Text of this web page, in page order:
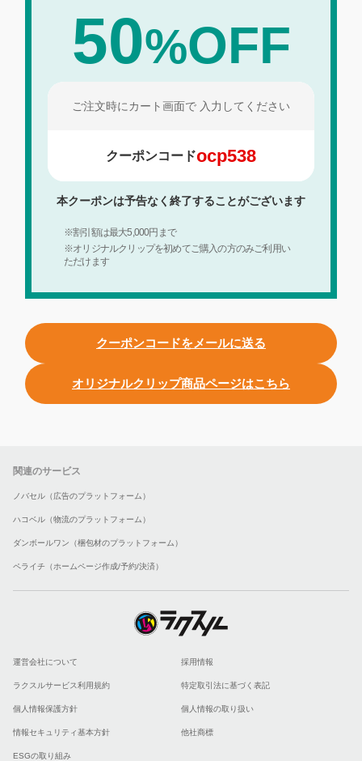
50%OFF
ご注文時にカート画面で 入力してください
クーポンコードocp538
本クーポンは予告なく終了することがございます
※割引額は最大5,000円まで
※オリジナルクリップを初めてご購入の方のみご利用い
ただけます
クーポンコードをメールに送る
オリジナルクリップ商品ページはこちら
関連のサービス
ノバセル（広告のプラットフォーム）
ハコベル（物流のプラットフォーム）
ダンボールワン（梱包材のプラットフォーム）
ペライチ（ホームページ作成/予約/決済）
運営会社について 採用情報
ラクスルサービス利用規約 特定取引法に基づく表記
個人情報保護方針 個人情報の取り扱い
情報セキュリティ基本方針 他社商標
ESGの取り組み